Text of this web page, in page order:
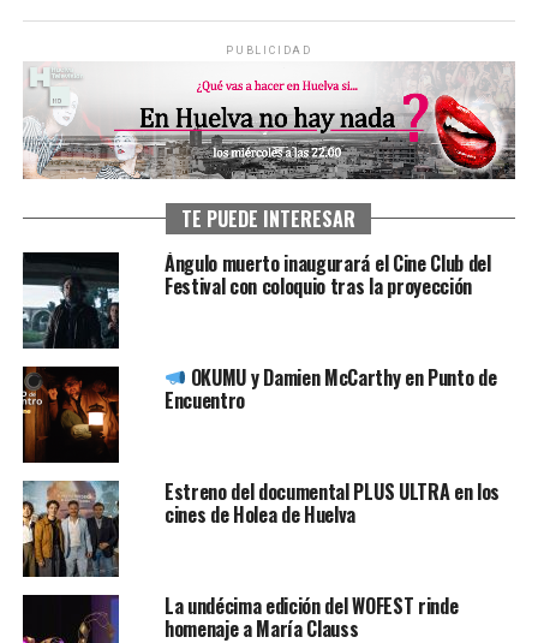
PUBLICIDAD
TE PUEDE INTERESAR
Ángulo muerto inaugurará el Cine Club del
Festival con coloquio tras la proyección
OKUMU y Damien McCarthy en Punto de
Encuentro
Estreno del documental PLUS ULTRA en los
cines de Holea de Huelva
La undécima edición del WOFEST rinde
homenaje a María Clauss